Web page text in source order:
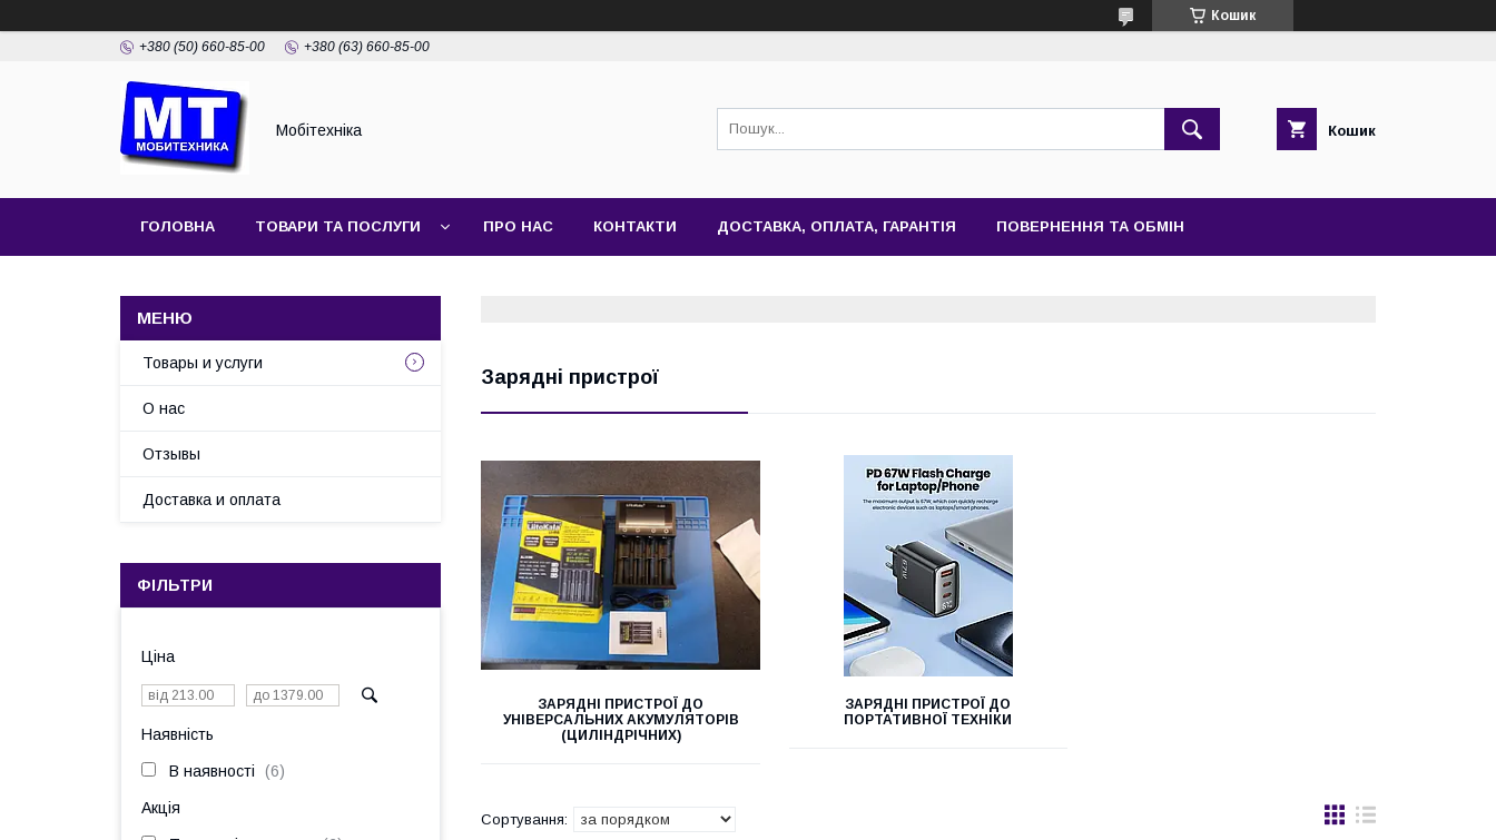
Кошик
+380 (50) 660-85-00 +380 (63) 660-85-00
Мобітехніка Кошик
ГОЛОВНА ТОВАРИ ТА ПОСЛУГИ ПРО НАС КОНТАКТИ ДОСТАВКА, ОПЛАТА, ГАРАНТІЯ ПОВЕРНЕННЯ ТА ОБМІН
Зарядні пристрої
ЗАРЯДНІ ПРИСТРОЇ ДО
УНІВЕРСАЛЬНИХ АКУМУЛЯТОРІВ
(ЦИЛІНДРІЧНИХ)
ЗАРЯДНІ ПРИСТРОЇ ДО
ПОРТАТИВНОЇ ТЕХНІКИ
Товары и услуги
О нас
Отзывы
Доставка и оплата
ФІЛЬТРИ
Ціна
Наявність
В наявності 6
Акція